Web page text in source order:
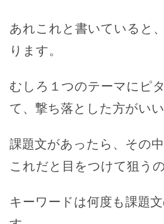
あれこれと書いていると
ります。
むしろ１つのテーマにピ
て、撃ち落とした方がいい
課題文があったら、その
これだと目をつけて狙うの
キーワードは何度も課題